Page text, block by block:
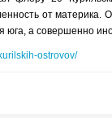
от материка.
юга, а совершенно
ostrovov/